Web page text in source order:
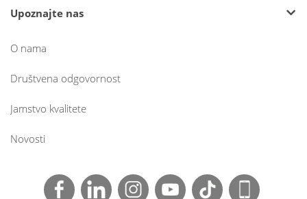
Upoznajte nas
O nama
Društvena odgovornost
Jamstvo kvalitete
Novosti